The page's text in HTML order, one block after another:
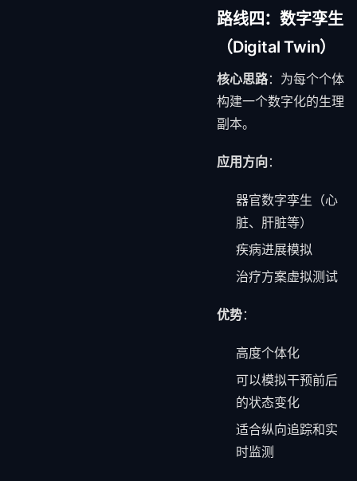
路线四：数字孪生
（Digital Twin）
核心思路：为每个个体
构建一个数字化的生理
副本。
应用方向：
器官数字孪生（心
脏、肝脏等）
疾病进展模拟
治疗方案虚拟测试
优势：
高度个体化
可以模拟干预前后
的状态变化
适合纵向追踪和实
时监测